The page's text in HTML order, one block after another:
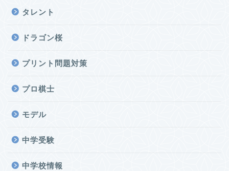
タレント
ドラゴン桜
プリント問題対策
プロ棋士
モデル
中学受験
中学校情報